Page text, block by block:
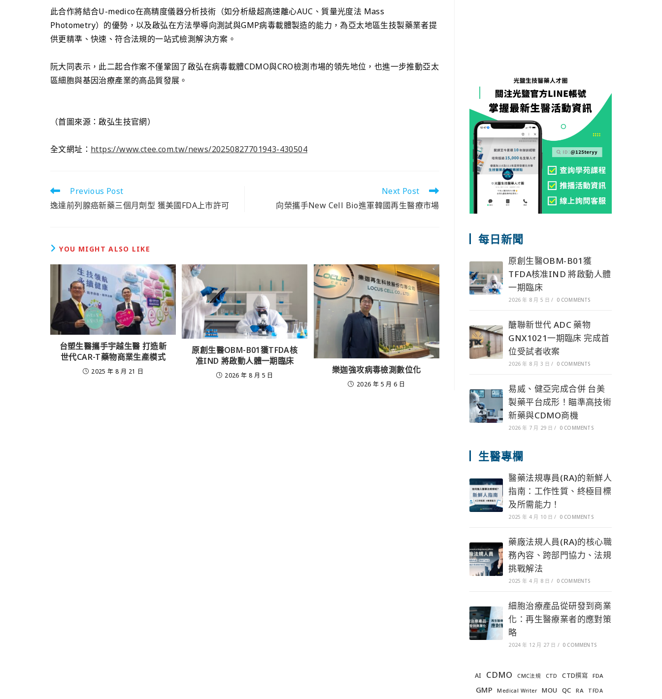
此合作將結合U-medico在高精度儀器分析技術（如分析級超高速離心AUC、質量光度法 Mass
Photometry）的優勢，以及啟弘在方法學導向測試與GMP病毒載體製造的能力，為亞太地區生技製藥業者提
供更精準、快速、符合法規的一站式檢測解決方案。
阮大同表示，此二起合作案不僅鞏固了啟弘在病毒載體CDMO與CRO檢測市場的領先地位，也進一步推動亞太
區細胞與基因治療產業的高品質發展。
（首圖來源：啟弘生技官網）
全文網址： https://www.ctee.com.tw/news/20250827701943-430504
Previous Post
逸達前列腺癌新藥三個月劑型 獲美國FDA上市許可
Next Post
向榮攜手New Cell Bio進軍韓國再生醫療市場
YOU MIGHT ALSO LIKE
台塑生醫攜手宇越生醫 打造新
世代CAR-T藥物商業生產模式
2025 年 8 月 21 日
原創生醫OBM-B01獲TFDA核
准IND 將啟動人體一期臨床
2026 年 8 月 5 日
樂迦強攻病毒檢測數位化
2026 年 5 月 6 日
每日新聞
原創生醫OBM-B01獲
TFDA核准IND 將啟動人體
一期臨床
2026 年 8 月 5 日 / 0 COMMENTS
醣聯新世代 ADC 藥物
GNX1021一期臨床 完成首
位受試者收案
2026 年 8 月 3 日 / 0 COMMENTS
易威、健亞完成合併 台美
製藥平台成形！瞄準高技術
新藥與CDMO商機
2026 年 7 月 29 日 / 0 COMMENTS
生醫專欄
醫藥法規專員(RA)的新鮮人
指南：工作性質、終極目標
及所需能力！
2025 年 4 月 10 日 / 0 COMMENTS
藥廠法規人員(RA)的核心職
務內容、跨部門協力、法規
挑戰解法
2025 年 4 月 8 日 / 0 COMMENTS
細胞治療產品從研發到商業
化：再生醫療業者的應對策
略
2024 年 12 月 27 日 / 0 COMMENTS
AI CDMO CMC法規 CTD CTD撰寫 FDA
GMP Medical Writer MOU QC RA TFDA